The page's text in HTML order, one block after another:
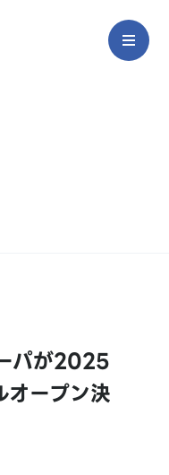
パが2025
オープン決